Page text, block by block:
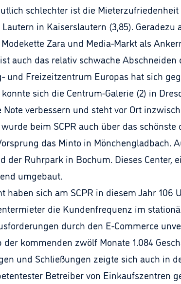
schlechter ist die
in Kaiserslautern (3,85).
Zara und Media-Markt als
auch das relativ schwache Abschneiden
und Freizeitzentrum Europas hat sich
sich die Centrum-Galerie (2) in
Note verbessern und steht vor Ort
beim SCPR auch über das
das Minto in
der Ruhrpark in Bochum. Dieses Center,
umgebaut.
haben sich am SCPR in diesem Jahr
die Kundenfrequenz im
durch den E-Commerce
der kommenden zwölf Monate 1.084
und Schließungen zeigte sich auch in
Betreiber von Einkaufszentren